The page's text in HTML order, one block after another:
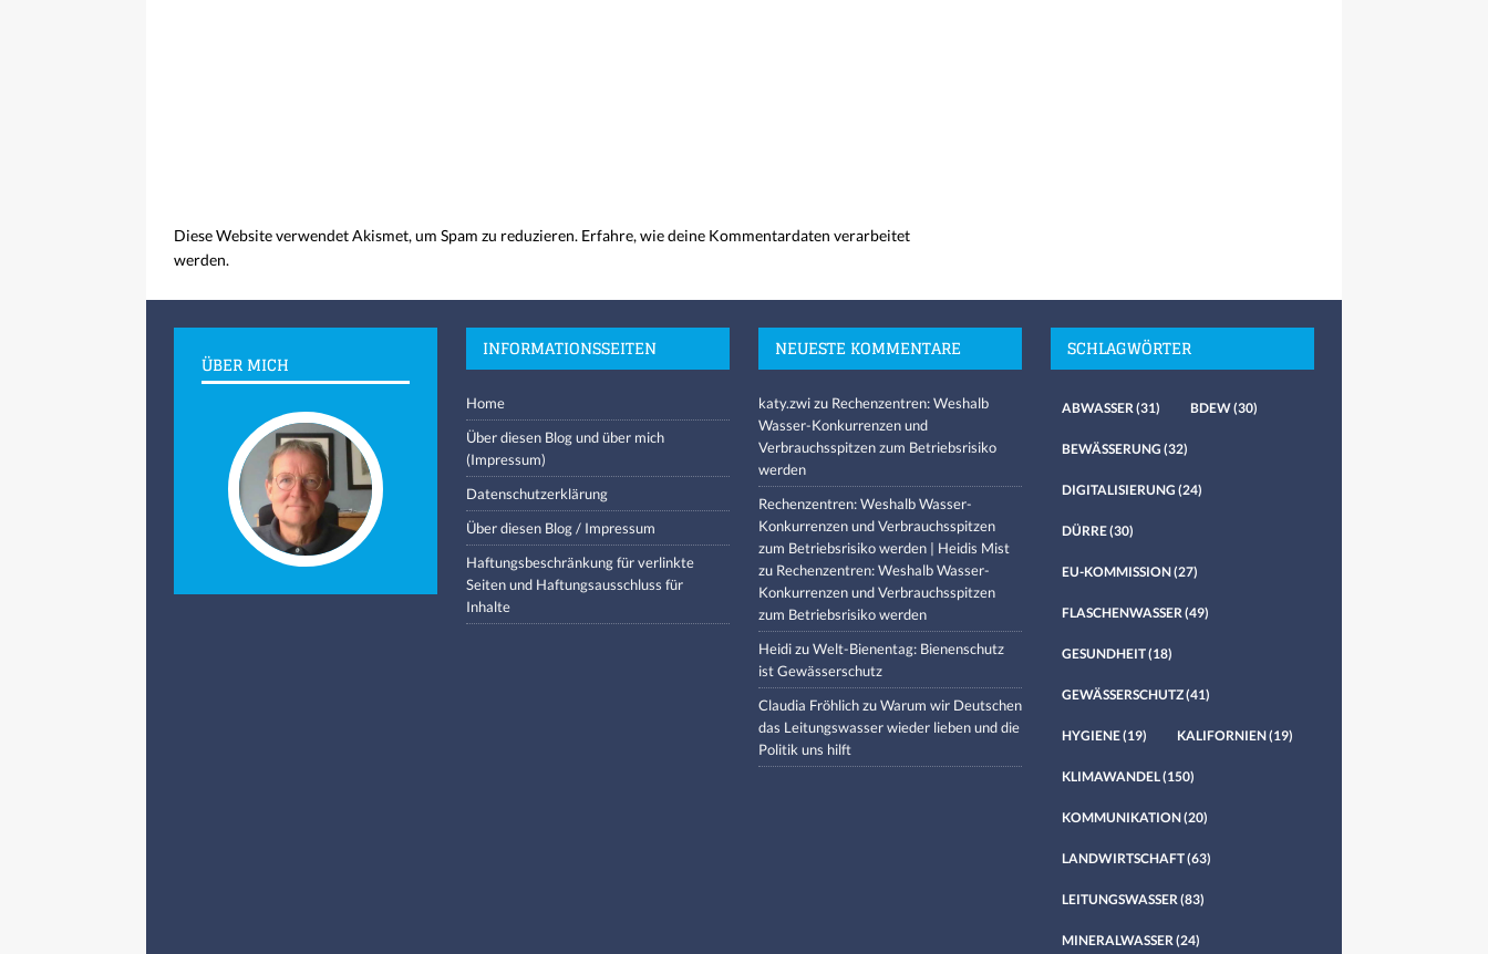
Diese Website verwendet Akismet, um Spam zu reduzieren. Erfahre, wie deine Kommentardaten verarbeitet
werden.
ÜBER MICH
INFORMATIONSSEITEN
Home
Über diesen Blog und über mich
(Impressum)
Datenschutzerklärung
Über diesen Blog / Impressum
Haftungsbeschränkung für verlinkte
Seiten und Haftungsausschluss für
Inhalte
NEUESTE KOMMENTARE
katy.zwizu Rechenzentren: Weshalb
Wasser-Konkurrenzen und
Verbrauchsspitzen zum Betriebsrisiko
werden
Rechenzentren: Weshalb Wasser-
Konkurrenzen und Verbrauchsspitzen
zum Betriebsrisiko werden | Heidis Mist
zu Rechenzentren: Weshalb Wasser-
Konkurrenzen und Verbrauchsspitzen
zum Betriebsrisiko werden
HeidizuWelt-Bienentag: Bienenschutz
ist Gewässerschutz
Claudia FröhlichzuWarum wir Deutschen
das Leitungswasser wieder lieben und die
Politik uns hilft
SCHLAGWÖRTER
ABWASSER(31) BDEW(30)
BEWÄSSERUNG (32)
DIGITALISIERUNG (24)
DÜRRE(30)
EU-KOMMISSION(27)
FLASCHENWASSER(49)
GESUNDHEIT(18)
GEWÄSSERSCHUTZ(41)
HYGIENE(19) KALIFORNIEN(19)
KLIMAWANDEL(150)
KOMMUNIKATION(20)
LANDWIRTSCHAFT(63)
LEITUNGSWASSER(83)
MINERALWASSER(24)